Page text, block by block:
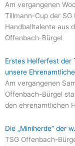
Am vergangenen
Tillmann-Cup der
Handballtalente aus
Offenbach-Bürgel
Erstes Helferfest der
unsere
Am vergangenen
Offenbach-Bürgel
den ehrenamtlichen
Die „Miniherde“ der
TSG Offenbach-